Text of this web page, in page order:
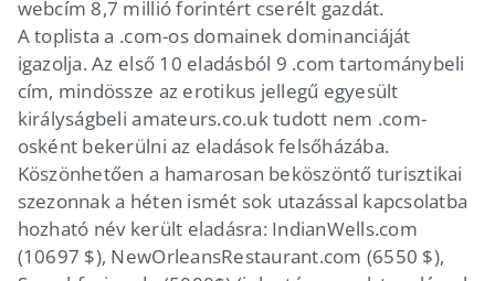
webcím 8,7 millió forintért cserélt gazdát.
A toplista a .com-os domainek dominanciáját
igazolja. Az első 10 eladásból 9 .com tartománybeli
cím, mindössze az erotikus jellegű egyesült
királyságbeli amateurs.co.uk tudott nem .com-
osként bekerülni az eladások felsőházába.
Köszönhetően a hamarosan beköszöntő turisztikai
szezonnak a héten ismét sok utazással kapcsolatba
hozható név került eladásra: IndianWells.com
(10697 $), NewOrleansRestaurant.com (6550 $),